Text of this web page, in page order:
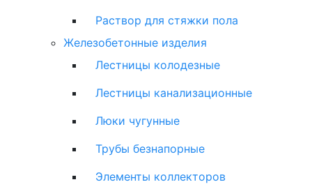
Раствор для стяжки пола
Железобетонные изделия
Лестницы колодезные
Лестницы канализационные
Люки чугунные
Трубы безнапорные
Элементы коллекторов